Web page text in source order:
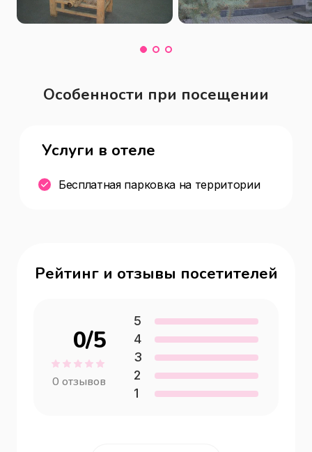
Особенности при посещении
Услуги в отеле
Бесплатная парковка на территории
Рейтинг и отзывы посетителей
0/5
0 отзывов
5
4
3
2
1